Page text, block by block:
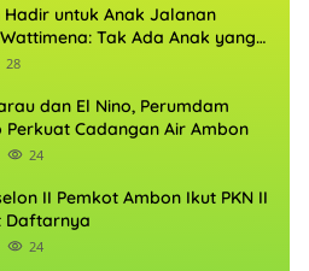
Hadir untuk Anak Jalanan
Tak Ada Anak yang
Masa Depannya
28
dan El Nino, Perumdam
Perkuat Cadangan Air Ambon
24
II Pemkot Ambon Ikut PKN II
Daftarnya
24